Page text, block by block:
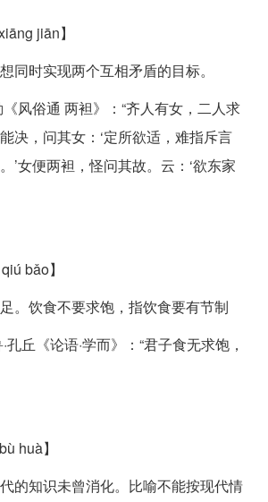
jiān】
同时实现两个互相矛盾的目标。
风俗通 两袒》：“齐人有女，二人求
，问其女：‘定所欲适，难指斥言
’女便两袒，怪问其故。云：‘欲东家
bǎo】
。饮食不要求饱，指饮食要有节制
孔丘《论语·学而》：“君子食无求饱，
huà】
的知识未曾消化。比喻不能按现代情